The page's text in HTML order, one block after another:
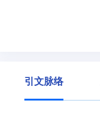
引文脉络